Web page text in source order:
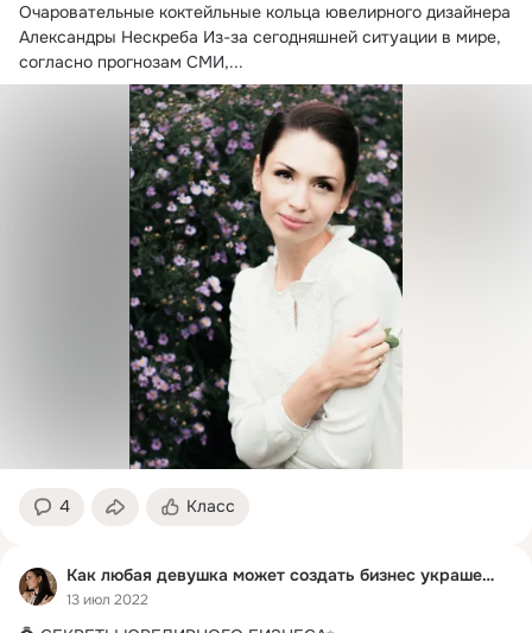
Очаровательные коктейльные кольца ювелирного дизайнера
Александры Нескреба Из-за сегодняшней ситуации в мире,
согласно прогнозам СМИ,...
4 Класс
Как любая девушка может создать бизнес украшений
13 июл 2022